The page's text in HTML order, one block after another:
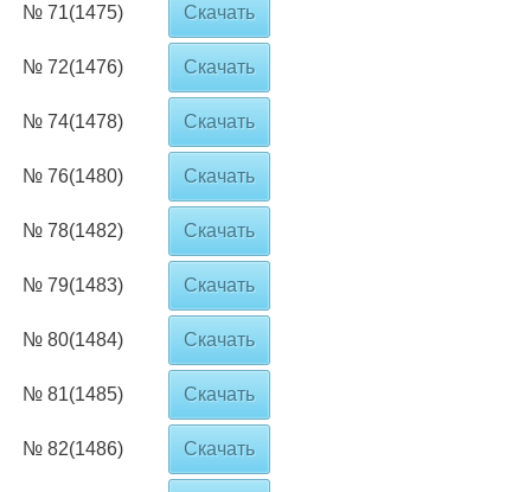
№ 71(1475) Скачать
№ 72(1476) Скачать
№ 74(1478) Скачать
№ 76(1480) Скачать
№ 78(1482) Скачать
№ 79(1483) Скачать
№ 80(1484) Скачать
№ 81(1485) Скачать
№ 82(1486) Скачать